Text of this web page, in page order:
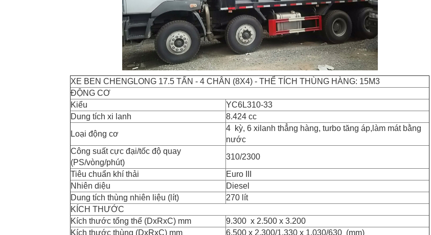
XE BEN CHENGLONG 17.5 TẤN - 4 CHÂN (8X4) - THỂ TÍCH THÙNG HÀNG: 15M3
ĐỘNG CƠ
Kiểu
YC6L310-33
Dung tích xi lanh
8.424 cc
Loại động cơ
4 kỳ, 6 xilanh thẳng hàng, turbo tăng áp,làm mát bằng
nước
Công suất cực đại/tốc độ quay
(PS/vòng/phút)
310/2300
Tiêu chuẩn khí thải
Euro III
Nhiên diệu
Diesel
Dung tích thùng nhiên liệu (lít)
270 lít
KÍCH THƯỚC
Kích thước tổng thể (DxRxC) mm
9.300 x 2.500 x 3.200
Kích thước thùng (DxRxC) mm
6.500 x 2.300/1.330 x 1.030/630 (mm)